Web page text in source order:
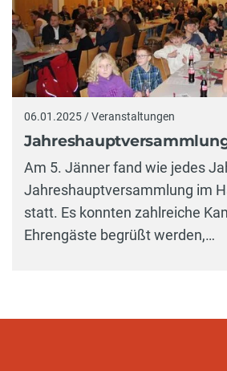
06.01.2025 / Veranstaltungen
Jahreshauptversammlung
Am 5. Jänner fand wie jedes
Jahreshauptversammlung im
statt. Es konnten zahlreiche
Ehrengäste begrüßt werden,…